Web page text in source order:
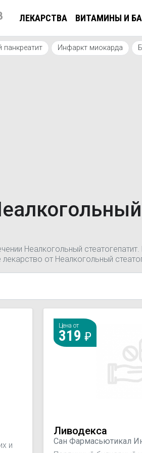
ЛЕКАРСТВА ВИТАМИНЫ И
панкреатит Инфаркт миокарда
Неалкогольный
от Неалкогольный
и
Цена от
319
Ливодекса
Сан Фармасьютикал